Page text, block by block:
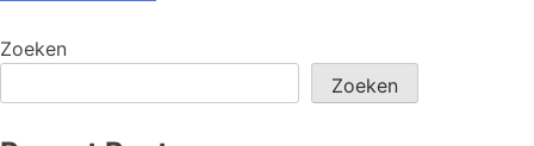
Zoeken
Zoeken